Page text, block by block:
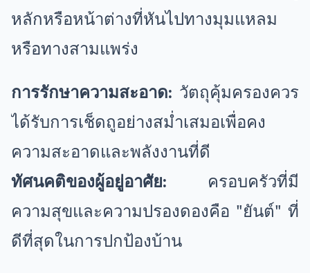
หลักหรือหน้าต่างที่หันไปทางมุมแหลม
หรือทางสามแพร่ง
การรักษาความสะอาด: วัตถุคุ้มครองควร
ได้รับการเช็ดถูอย่างสม่ำเสมอเพื่อคง
ความสะอาดและพลังงานที่ดี
ทัศนคติของผู้อยู่อาศัย: ครอบครัวที่มี
ความสุขและความปรองดองคือ "ยันต์" ที่
ดีที่สุดในการปกป้องบ้าน